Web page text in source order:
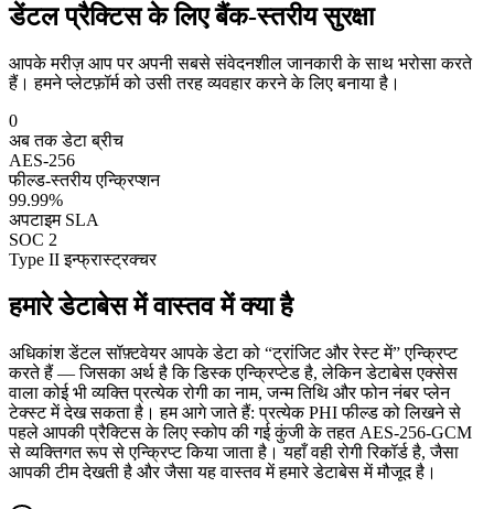
डेंटल प्रैक्टिस के लिए बैंक-स्तरीय सुरक्षा
आपके मरीज़ आप पर अपनी सबसे संवेदनशील जानकारी के साथ भरोसा करते
हैं। हमने प्लेटफ़ॉर्म को उसी तरह व्यवहार करने के लिए बनाया है।
0
अब तक डेटा ब्रीच
AES-256
फील्ड-स्तरीय एन्क्रिप्शन
99.99%
अपटाइम SLA
SOC 2
Type II इन्फ्रास्ट्रक्चर
हमारे डेटाबेस में वास्तव में क्या है
अधिकांश डेंटल सॉफ़्टवेयर आपके डेटा को “ट्रांजिट और रेस्ट में” एन्क्रिप्ट
करते हैं — जिसका अर्थ है कि डिस्क एन्क्रिप्टेड है, लेकिन डेटाबेस एक्सेस
वाला कोई भी व्यक्ति प्रत्येक रोगी का नाम, जन्म तिथि और फोन नंबर प्लेन
टेक्स्ट में देख सकता है। हम आगे जाते हैं: प्रत्येक PHI फील्ड को लिखने से
पहले आपकी प्रैक्टिस के लिए स्कोप की गई कुंजी के तहत AES-256-GCM
से व्यक्तिगत रूप से एन्क्रिप्ट किया जाता है। यहाँ वही रोगी रिकॉर्ड है, जैसा
आपकी टीम देखती है और जैसा यह वास्तव में हमारे डेटाबेस में मौजूद है।